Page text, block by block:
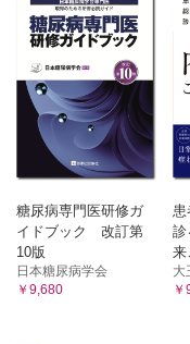
B 悪性腫瘍
1．滑膜肉腫 元井 亨
2．類上皮肉腫 元井
3．胞巣状軟部肉腫
4．明細胞肉腫 久岡
5．骨外性粘液型軟骨
6．未分化肉腫 久岡
7．NTRK遺伝子再
真嗣
11 その他
1．ガングリオン 田
2．腫瘍状石灰症 田
第4章 骨軟部組織発生
1．Ewing肉腫 小田
2 線維芽/筋線維芽
A 良性腫瘍
1．結節性筋膜炎
2．骨化性筋炎・
肇，木村浩明
3．弾性線維腫
4．腱鞘線維腫
5．線維形成性線
B 中間型（局所侵襲
1．手掌線維腫症
2．デスモイド型
C 中間性（rarely
糖尿病専門医研修ガ
イドブック 改訂第
10版
日本糖尿病学会
￥9,680
患
来
大